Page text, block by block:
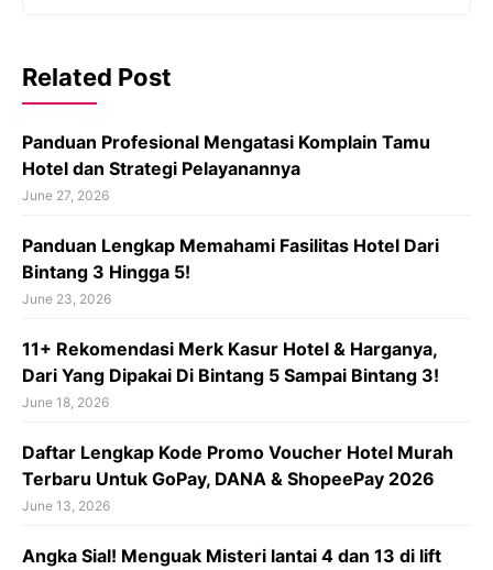
Related Post
Panduan Profesional Mengatasi Komplain Tamu
Hotel dan Strategi Pelayanannya
June 27, 2026
Panduan Lengkap Memahami Fasilitas Hotel Dari
Bintang 3 Hingga 5!
June 23, 2026
11+ Rekomendasi Merk Kasur Hotel & Harganya,
Dari Yang Dipakai Di Bintang 5 Sampai Bintang 3!
June 18, 2026
Daftar Lengkap Kode Promo Voucher Hotel Murah
Terbaru Untuk GoPay, DANA & ShopeePay 2026
June 13, 2026
Angka Sial! Menguak Misteri lantai 4 dan 13 di lift